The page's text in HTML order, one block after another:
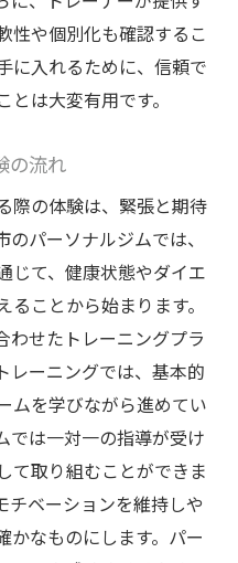
性や個別化も確認するこ
に入れるために、信頼で
は大変有用です。
の流れ
際の体験は、緊張と期待
パーソナルジムでは、
じて、健康状態やダイエ
ことから始まります。
わせたトレーニングプラ
レーニングでは、基本的
ムを学びながら進めてい
では一対一の指導が受け
て取り組むことができま
チベーションを維持しや
かなものにします。パー